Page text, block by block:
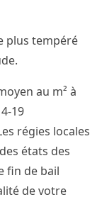
plus tempéré
au m² à
19
régies locales
états des
fin de bail
de votre